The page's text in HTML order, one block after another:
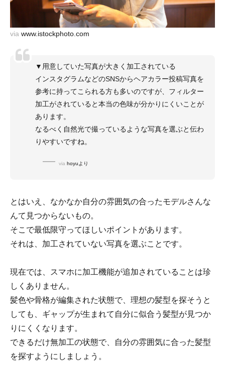
via www.istockphoto.com
▼用意していた写真が大きく加工されている
インスタグラムなどのSNSからヘアカラー投稿写真を
参考に持ってこられる方も多いのですが、フィルター
加工がされていると本当の色味が分かりにくいことが
あります。
なるべく自然光で撮っているような写真を選ぶと伝わ
りやすいですね。
via hoyuより
とはいえ、なかなか自分の雰囲気の合ったモデルさんな
んて見つからないもの。
そこで最低限守ってほしいポイントがあります。
それは、加工されていない写真を選ぶことです。
現在では、スマホに加工機能が追加されていることは珍
しくありません。
髪色や骨格が編集された状態で、理想の髪型を探そうと
しても、ギャップが生まれて自分に似合う髪型が見つか
りにくくなります。
できるだけ無加工の状態で、自分の雰囲気に合った髪型
を探すようにしましょう。